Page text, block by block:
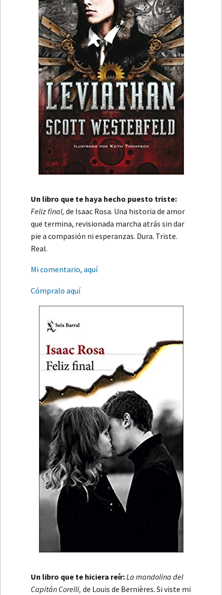
Un libro que te haya hecho puesto triste:
Feliz final, de Isaac Rosa. Una historia de amor
que termina, revisionada marcha atrás sin dar
pie a compasión ni esperanzas. Dura. Triste.
Real.
Mi comentario, aquí
Cómpralo aquí
Un libro que te hiciera reír:La mandolina del
Capitán Corelli, de Louis de Bernières. Si viste mi